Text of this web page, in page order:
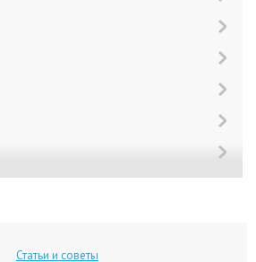
Статьи и советы